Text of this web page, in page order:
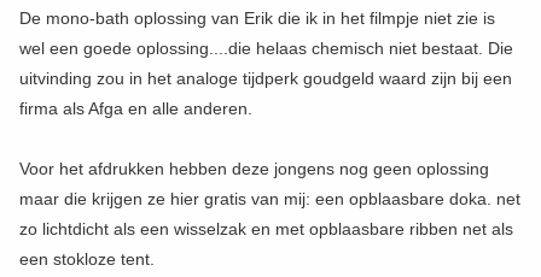
De mono-bath oplossing van Erik die ik in het filmpje niet zie is
wel een goede oplossing....die helaas chemisch niet bestaat. Die
uitvinding zou in het analoge tijdperk goudgeld waard zijn bij een
firma als Afga en alle anderen.
Voor het afdrukken hebben deze jongens nog geen oplossing
maar die krijgen ze hier gratis van mij: een opblaasbare doka. net
zo lichtdicht als een wisselzak en met opblaasbare ribben net als
een stokloze tent.